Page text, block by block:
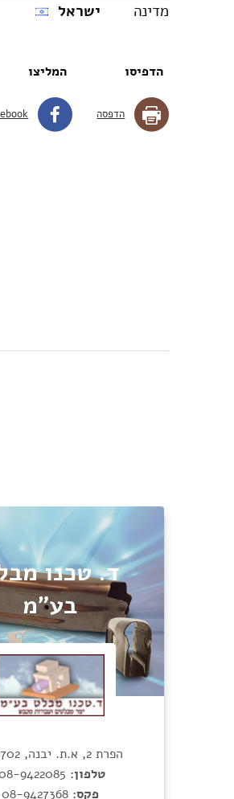
מדינה
ישראל
הדפיסו
הדפסה
המליצו
ד. טכנו
בע"מ
הפרת 2, א.ת. יבנה, 8122702
טלפון: 9422085
פקס: 08-9427368